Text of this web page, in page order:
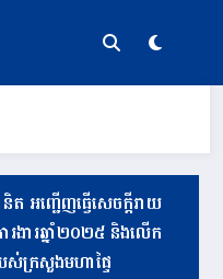
អញ្ជើញធ្វើសេចក្តីរាយ
ងារឆ្នាំ២០២៥ និងលើក
ស់ក្រសួងមហាផ្ទៃ